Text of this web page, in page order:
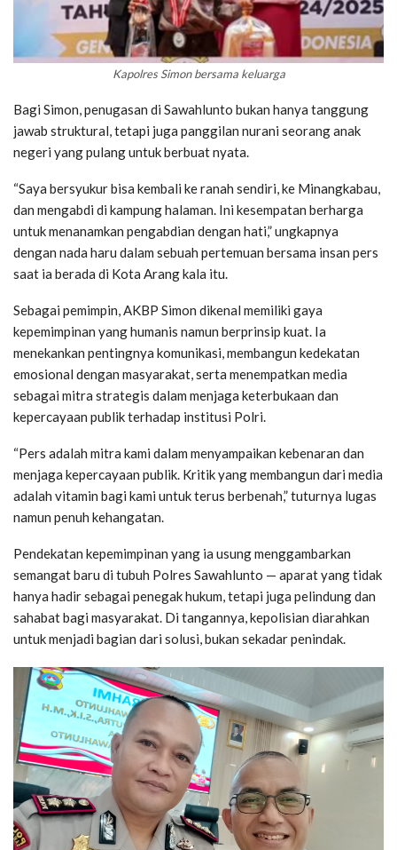
Kapolres Simon bersama keluarga
Bagi Simon, penugasan di Sawahlunto bukan hanya tanggung
jawab struktural, tetapi juga panggilan nurani seorang anak
negeri yang pulang untuk berbuat nyata.
“Saya bersyukur bisa kembali ke ranah sendiri, ke Minangkabau,
dan mengabdi di kampung halaman. Ini kesempatan berharga
untuk menanamkan pengabdian dengan hati,” ungkapnya
dengan nada haru dalam sebuah pertemuan bersama insan pers
saat ia berada di Kota Arang kala itu.
Sebagai pemimpin, AKBP Simon dikenal memiliki gaya
kepemimpinan yang humanis namun berprinsip kuat. Ia
menekankan pentingnya komunikasi, membangun kedekatan
emosional dengan masyarakat, serta menempatkan media
sebagai mitra strategis dalam menjaga keterbukaan dan
kepercayaan publik terhadap institusi Polri.
“Pers adalah mitra kami dalam menyampaikan kebenaran dan
menjaga kepercayaan publik. Kritik yang membangun dari media
adalah vitamin bagi kami untuk terus berbenah,” tuturnya lugas
namun penuh kehangatan.
Pendekatan kepemimpinan yang ia usung menggambarkan
semangat baru di tubuh Polres Sawahlunto — aparat yang tidak
hanya hadir sebagai penegak hukum, tetapi juga pelindung dan
sahabat bagi masyarakat. Di tangannya, kepolisian diarahkan
untuk menjadi bagian dari solusi, bukan sekadar penindak.